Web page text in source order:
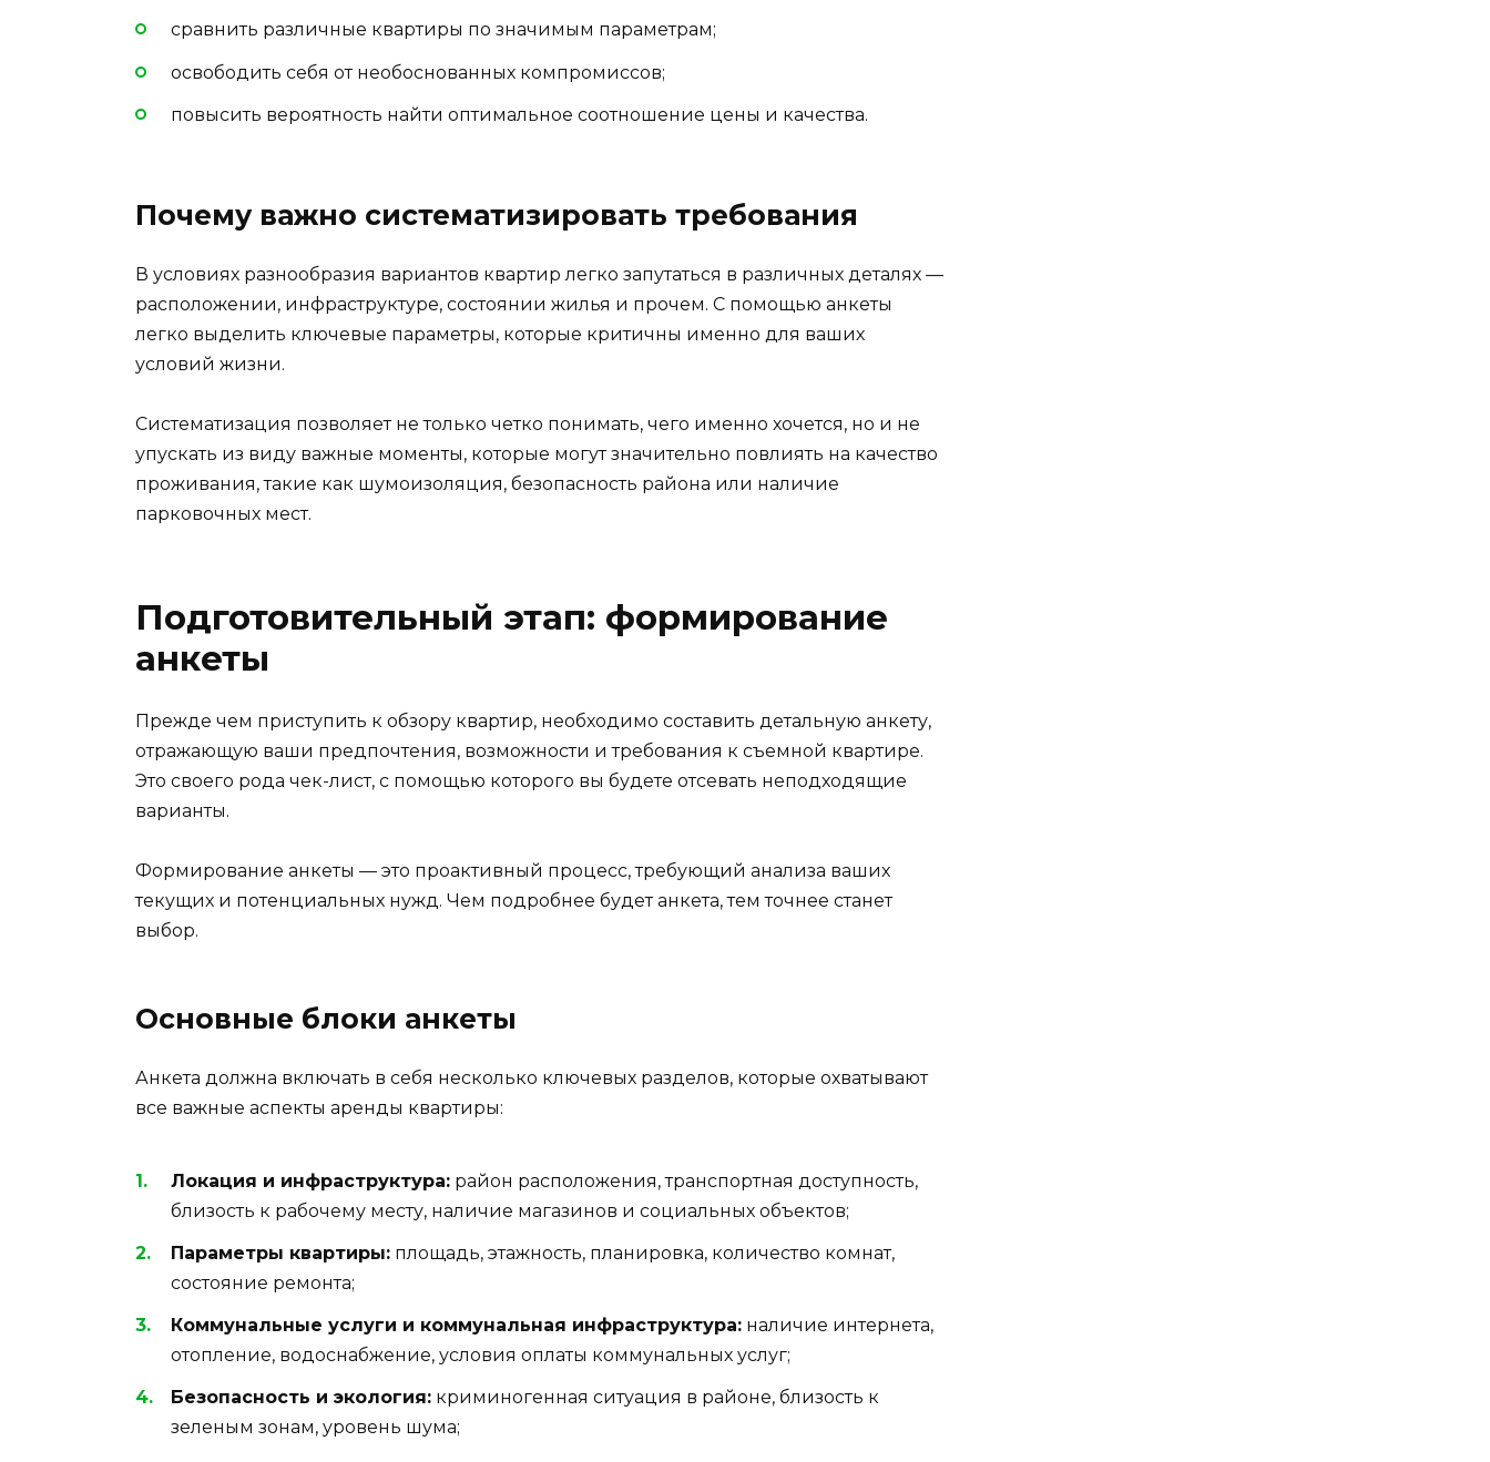
сравнить различные квартиры по значимым параметрам;
освободить себя от необоснованных компромиссов;
повысить вероятность найти оптимальное соотношение цены и качества.
Почему важно систематизировать требования
В условиях разнообразия вариантов квартир легко запутаться в различных деталях —
расположении, инфраструктуре, состоянии жилья и прочем. С помощью анкеты
легко выделить ключевые параметры, которые критичны именно для ваших
условий жизни.
Систематизация позволяет не только четко понимать, чего именно хочется, но и не
упускать из виду важные моменты, которые могут значительно повлиять на качество
проживания, такие как шумоизоляция, безопасность района или наличие
парковочных мест.
Подготовительный этап: формирование
анкеты
Прежде чем приступить к обзору квартир, необходимо составить детальную анкету,
отражающую ваши предпочтения, возможности и требования к съемной квартире.
Это своего рода чек-лист, с помощью которого вы будете отсевать неподходящие
варианты.
Формирование анкеты — это проактивный процесс, требующий анализа ваших
текущих и потенциальных нужд. Чем подробнее будет анкета, тем точнее станет
выбор.
Основные блоки анкеты
Анкета должна включать в себя несколько ключевых разделов, которые охватывают
все важные аспекты аренды квартиры:
Локация и инфраструктура: район расположения, транспортная доступность,
близость к рабочему месту, наличие магазинов и социальных объектов;
Параметры квартиры: площадь, этажность, планировка, количество комнат,
состояние ремонта;
Коммунальные услуги и коммунальная инфраструктура: наличие интернета,
отопление, водоснабжение, условия оплаты коммунальных услуг;
Безопасность и экология: криминогенная ситуация в районе, близость к
зеленым зонам, уровень шума;